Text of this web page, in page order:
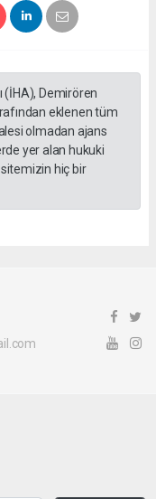
(İHA), Demirören
eklenen tüm
olmadan ajans
yer alan hukuki
hiç bir